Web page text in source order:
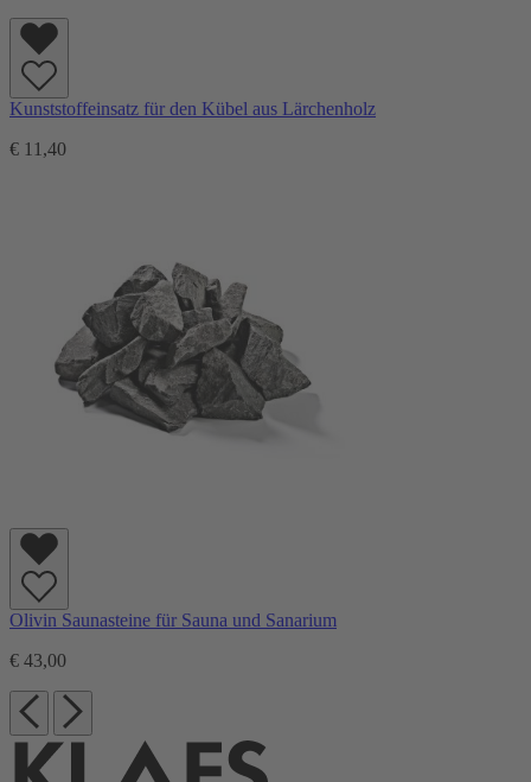
Kunststoffeinsatz für den Kübel aus Lärchenholz
€ 11,40
Olivin Saunasteine für Sauna und Sanarium
€ 43,00